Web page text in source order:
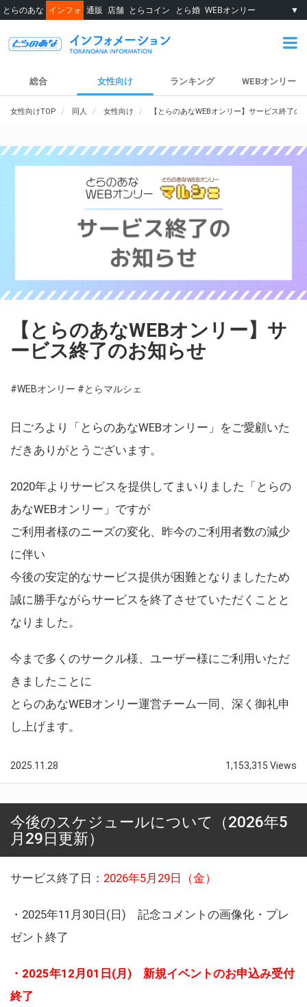
とらのあな インフォ 通販 店舗 とらコイン とら婚 WEBオンリー ▼
総合 女性向け ランキング WEBオンリー
女性向けTOP 同人 女性向け 【とらのあなWEBオンリー】サービス終了の
【とらのあなWEBオンリー】サ
ービス終了のお知らせ
#WEBオンリー #とらマルシェ
日ごろより「とらのあなWEBオンリー」をご愛顧いた
だきありがとうございます。
2020年よりサービスを提供してまいりました「とらの
あなWEBオンリー」ですが
ご利用者様のニーズの変化、昨今のご利用者数の減少
に伴い
今後の安定的なサービス提供が困難となりましたため
誠に勝手ながらサービスを終了させていただくことと
なりました。
今まで多くのサークル様、ユーザー様にご利用いただ
きましたことに
とらのあなWEBオンリー運営チーム一同、深く御礼申
し上げます。
2025.11.28 1,153,315 Views
今後のスケジュールについて（2026年5
月29日更新）
サービス終了日： 2026年5月29日（金）
・2025年11月30日(日) 記念コメントの画像化・プレ
ゼント終了
・2025年12月01日(月) 新規イベントのお申込み受付
終了